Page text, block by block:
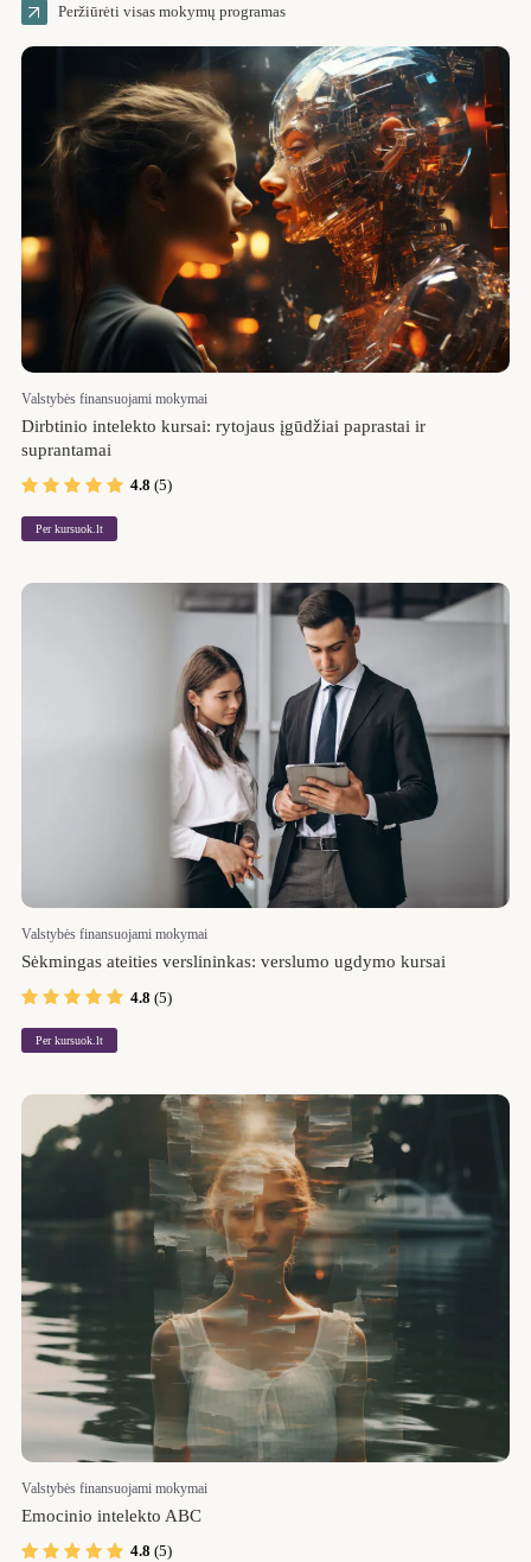
Peržiūrėti visas mokymų programas
Valstybės finansuojami mokymai
Dirbtinio intelekto kursai: rytojaus įgūdžiai paprastai ir
suprantamai
4.8 (5)
Per kursuok.lt
Valstybės finansuojami mokymai
Sėkmingas ateities verslininkas: verslumo ugdymo kursai
4.8 (5)
Per kursuok.lt
Valstybės finansuojami mokymai
Emocinio intelekto ABC
4.8 (5)